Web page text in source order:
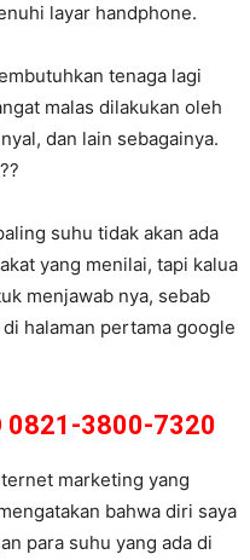
layar handphone.
tenaga lagi
malas dilakukan oleh
dan lain sebagainya.
suhu tidak akan ada
yang menilai, tapi kalua
menjawab nya, sebab
halaman pertama google
0821-3800-7320
marketing yang
bahwa diri saya
para suhu yang ada di